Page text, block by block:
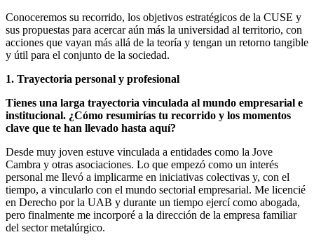
Conoceremos su recorrido, los objetivos estratégicos de la CUSE y
sus propuestas para acercar aún más la universidad al territorio, con
acciones que vayan más allá de la teoría y tengan un retorno tangible
y útil para el conjunto de la sociedad.
1. Trayectoria personal y profesional
Tienes una larga trayectoria vinculada al mundo empresarial e
institucional. ¿Cómo resumirías tu recorrido y los momentos
clave que te han llevado hasta aquí?
Desde muy joven estuve vinculada a entidades como la Jove
Cambra y otras asociaciones. Lo que empezó como un interés
personal me llevó a implicarme en iniciativas colectivas y, con el
tiempo, a vincularlo con el mundo sectorial empresarial. Me licencié
en Derecho por la UAB y durante un tiempo ejercí como abogada,
pero finalmente me incorporé a la dirección de la empresa familiar
del sector metalúrgico.